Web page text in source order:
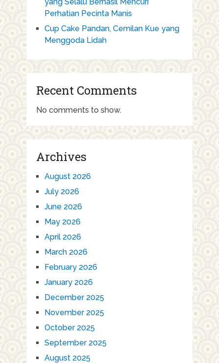
Perhatian Pecinta Manis
Cup Cake Pandan, Cemilan Kue yang
Menggoda Lidah
Recent Comments
No comments to show.
Archives
August 2026
July 2026
June 2026
May 2026
April 2026
March 2026
February 2026
January 2026
December 2025
November 2025
October 2025
September 2025
August 2025